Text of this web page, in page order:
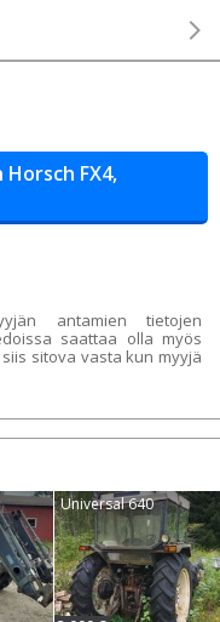
FX4,
antamien tietojen
saattaa olla myös
sitova vasta kun myyjä
Universal 640